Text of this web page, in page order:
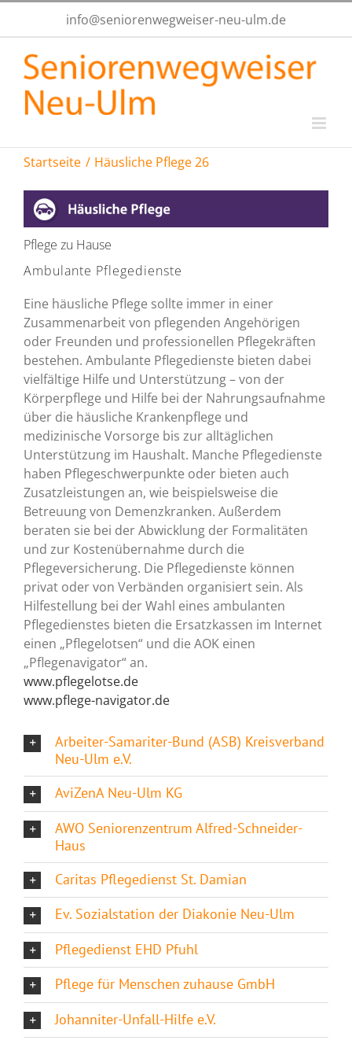
info@seniorenwegweiser-neu-ulm.de
Startseite Häusliche Pflege 26
Pflege zu Hause
Ambulante Pflegedienste
Eine häusliche Pflege sollte immer in einer
Zusammenarbeit von pflegenden Angehörigen
oder Freunden und professionellen Pflegekräften
bestehen. Ambulante Pflegedienste bieten dabei
vielfältige Hilfe und Unterstützung – von der
Körperpflege und Hilfe bei der Nahrungsaufnahme
über die häusliche Krankenpflege und
medizinische Vorsorge bis zur alltäglichen
Unterstützung im Haushalt. Manche Pflegedienste
haben Pflegeschwerpunkte oder bieten auch
Zusatzleistungen an, wie beispielsweise die
Betreuung von Demenzkranken. Außerdem
beraten sie bei der Abwicklung der Forma­litäten
und zur Kostenübernahme durch die
Pflegeversicherung. Die Pflegedienste können
privat oder von Verbänden organisiert sein. Als
Hilfestellung bei der Wahl eines ambulanten
Pflegedienstes bieten die Ersatzkassen im Internet
einen „Pflegelotsen“ und die AOK einen
„Pflegenavigator“ an.
www.pflegelotse.de
www.pflege-navigator.de
Arbeiter-Samariter-Bund (ASB) Kreisverband
Neu-Ulm e.V.
AviZenA Neu-Ulm KG
AWO Seniorenzentrum Alfred-Schneider-
Haus
Caritas Pflegedienst St. Damian
Ev. Sozialstation der Diakonie Neu-Ulm
Pflegedienst EHD Pfuhl
Pflege für Menschen zuhause GmbH
Johanniter-Unfall-Hilfe e.V.